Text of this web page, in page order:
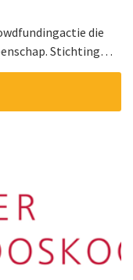
die
Stichting